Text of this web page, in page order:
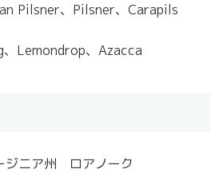
Pilsner、Pilsner、Carapils
Lemondrop、Azacca
ニア州 ロアノーク